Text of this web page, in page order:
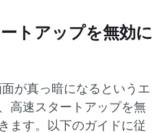
トアップを無効に
が真っ暗になるというエ
高速スタートアップを無
ます。以下のガイドに従